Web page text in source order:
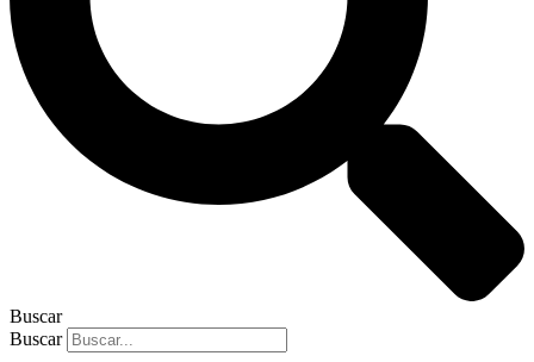
Buscar
Buscar